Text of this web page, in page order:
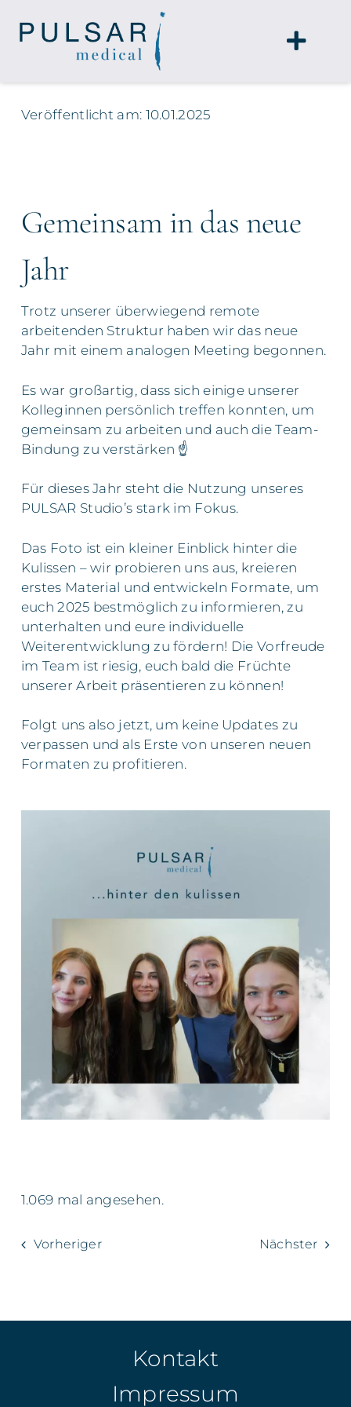
Inhalt
Toggle
kontakt
Veröffentlicht am: 10.01.2025
Gemeinsam in das neue
Jahr
Trotz unserer überwiegend remote
arbeitenden Struktur haben wir das neue
Jahr mit einem analogen Meeting begonnen.
Es war großartig, dass sich einige unserer
Kolleginnen persönlich treffen konnten, um
gemeinsam zu arbeiten und auch die Team-
Bindung zu verstärken ☝
Für dieses Jahr steht die Nutzung unseres
PULSAR Studio’s stark im Fokus.
Das Foto ist ein kleiner Einblick hinter die
Kulissen – wir probieren uns aus, kreieren
erstes Material und entwickeln Formate, um
euch 2025 bestmöglich zu informieren, zu
unterhalten und eure individuelle
Weiterentwicklung zu fördern! Die Vorfreude
im Team ist riesig, euch bald die Früchte
unserer Arbeit präsentieren zu können!
Folgt uns also jetzt, um keine Updates zu
verpassen und als Erste von unseren neuen
Formaten zu profitieren.
1.069 mal angesehen.
Vorheriger Nächster
Kontakt
Impressum